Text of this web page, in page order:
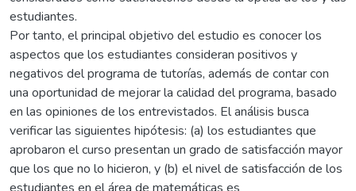
estudiantes.
Por tanto, el principal objetivo del estudio es conocer los
aspectos que los estudiantes consideran positivos y
negativos del programa de tutorías, además de contar con
una oportunidad de mejorar la calidad del programa, basado
en las opiniones de los entrevistados. El análisis busca
verificar las siguientes hipótesis: (a) los estudiantes que
aprobaron el curso presentan un grado de satisfacción mayor
que los que no lo hicieron, y (b) el nivel de satisfacción de los